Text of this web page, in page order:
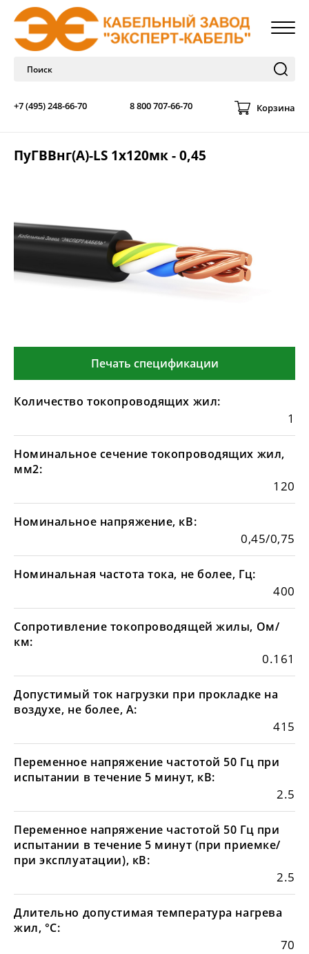
+7 (495) 248-66-70 8 800 707-66-70 Корзина
ПуГВВнг(A)-LS 1х120мк - 0,45
Печать спецификации
Количество токопроводящих жил:
1
Номинальное сечение токопроводящих жил,
мм2:
120
Номинальное напряжение, кВ:
0,45/0,75
Номинальная частота тока, не более, Гц:
400
Сопротивление токопроводящей жилы, Ом/
км:
0.161
Допустимый ток нагрузки при прокладке на
воздухе, не более, А:
415
Переменное напряжение частотой 50 Гц при
испытании в течение 5 минут, кВ:
2.5
Переменное напряжение частотой 50 Гц при
испытании в течение 5 минут (при приемке/
при эксплуатации), кВ:
2.5
Длительно допустимая температура нагрева
жил, °С:
70